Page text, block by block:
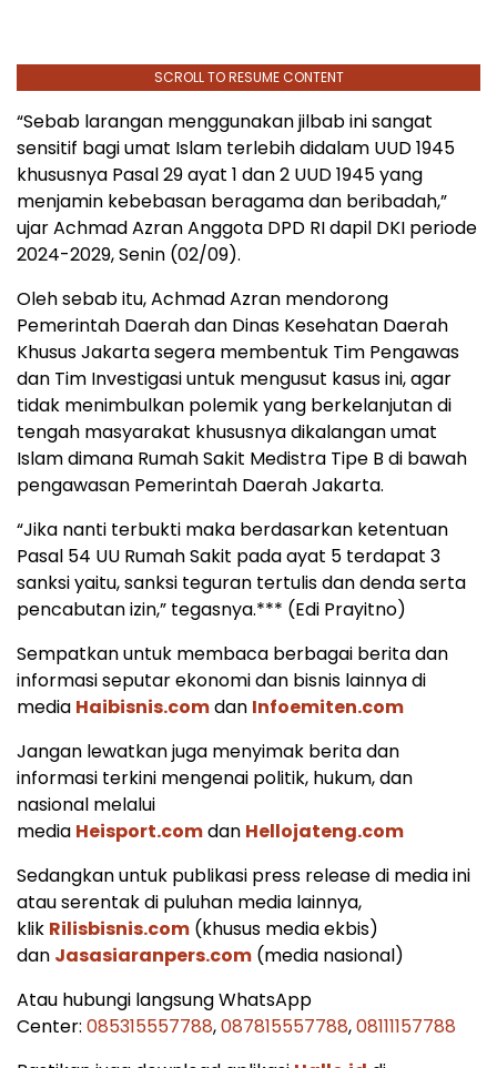
SCROLL TO RESUME CONTENT
“Sebab larangan menggunakan jilbab ini sangat
sensitif bagi umat Islam terlebih didalam UUD 1945
khususnya Pasal 29 ayat 1 dan 2 UUD 1945 yang
menjamin kebebasan beragama dan beribadah,”
ujar Achmad Azran Anggota DPD RI dapil DKI periode
2024-2029, Senin (02/09).
Oleh sebab itu, Achmad Azran mendorong
Pemerintah Daerah dan Dinas Kesehatan Daerah
Khusus Jakarta segera membentuk Tim Pengawas
dan Tim Investigasi untuk mengusut kasus ini, agar
tidak menimbulkan polemik yang berkelanjutan di
tengah masyarakat khususnya dikalangan umat
Islam dimana Rumah Sakit Medistra Tipe B di bawah
pengawasan Pemerintah Daerah Jakarta.
“Jika nanti terbukti maka berdasarkan ketentuan
Pasal 54 UU Rumah Sakit pada ayat 5 terdapat 3
sanksi yaitu, sanksi teguran tertulis dan denda serta
pencabutan izin,” tegasnya.*** (Edi Prayitno)
Sempatkan untuk membaca berbagai berita dan
informasi seputar ekonomi dan bisnis lainnya di
media Haibisnis.comdan Infoemiten.com
Jangan lewatkan juga menyimak berita dan
informasi terkini mengenai politik, hukum, dan
nasional melalui
media Heisport.comdan Hellojateng.com
Sedangkan untuk publikasi press release di media ini
atau serentak di puluhan media lainnya,
klik Rilisbisnis.com (khusus media ekbis)
dan Jasasiaranpers.com (media nasional)
Atau hubungi langsung WhatsApp
Center: 085315557788,087815557788,08111157788